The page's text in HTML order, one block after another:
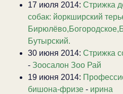
17 июля 2014: Стрижка
собак: йоркширский
Бутырский.
30 июня 2014: Стрижка
- Зоосалон Зоо Рай
19 июня 2014:
бишона-фризе - ирина